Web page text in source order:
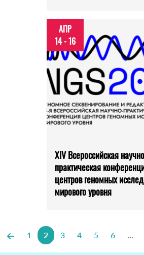
АПР
14 - 16
XIV Всероссийская
практическая
центров геномных
мирового уровня
1 2 3 4 5 6 ...